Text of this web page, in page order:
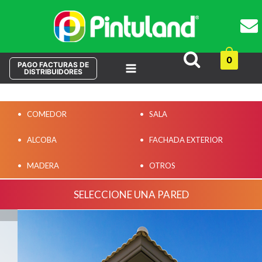
PAGO FACTURAS DE
DISTRIBUIDORES
Menu
Buscar
0
COMEDOR SALA
ALCOBA FACHADA EXTERIOR
MADERA OTROS
SELECCIONE UNA PARED